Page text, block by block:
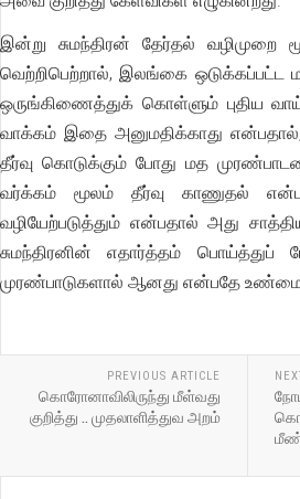
இன்று சுமந்திரன் தேர்தல் வழிமுறை
வெற்றிபெற்றால், இலங்கை
ஒருங்கிணைத்துக் கொள்ளும் புதிய
வாக்கம் இதை அனுமதிக்காது
தீர்வு கொடுக்கும் போது மத
வர்க்கம் மூலம் தீர்வு காணுதல்
வழியேற்படுத்தும் என்பதால் அது
சுமந்திரனின் எதார்த்தம் பொய்த்துப்
முரண்பாடுகளால் ஆனது என்பதே
PREVIOUS ARTICLE
கொரோனாவிலிருந்து மீள்வது
குறித்து .. முதலாளித்துவ அறம்